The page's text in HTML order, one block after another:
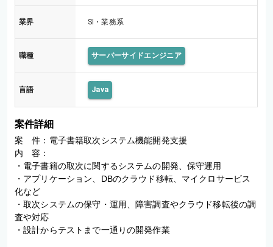
業界 SI・業務系
職種 サーバーサイドエンジニア
言語 Java
案件詳細
案　件：電子書籍取次システム機能開発支援
内　容：
・電子書籍の取次に関するシステムの開発、保守運用
・アプリケーション、DBのクラウド移転、マイクロサービス
化など
・取次システムの保守・運用、障害調査やクラウド移転後の調
査や対応
・設計からテストまで一通りの開発作業